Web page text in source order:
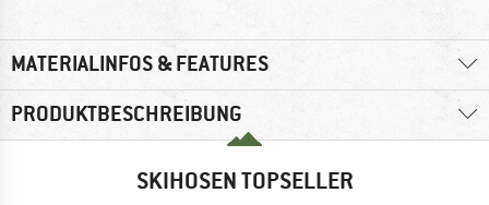
MATERIALINFOS & FEATURES
PRODUKTBESCHREIBUNG
SKIHOSEN TOPSELLER